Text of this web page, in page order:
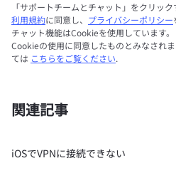
「サポートチームとチャット」をクリッ
利用規約に同意し、 プライバシーポリシー
チャット機能はCookieを使用しています
Cookieの使用に同意したものとみなされ
ては こちらをご覧ください.
関連記事
iOSでVPNに接続できない